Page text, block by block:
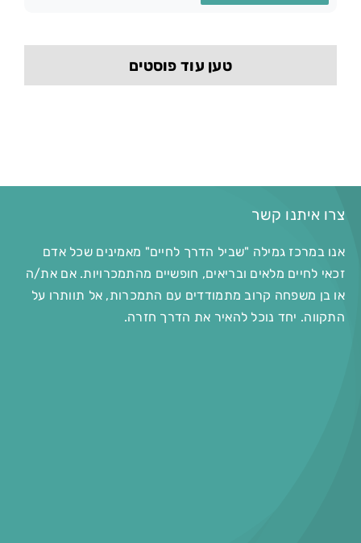
טען עוד פוסטים
צרו איתנו קשר
אנו במרכז גמילה "שביל הדרך לחיים" מאמינים שכל אדם
זכאי לחיים מלאים ובריאים, חופשיים מהתמכרויות. אם את/ה
או בן משפחה קרוב מתמודדים עם התמכרות, אל תוותרו על
התקווה. יחד נוכל להאיר את הדרך חזרה.